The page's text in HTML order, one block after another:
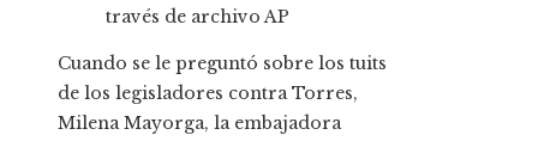
través de archivo AP
Cuando se le preguntó sobre los tuits
de los legisladores contra Torres,
Milena Mayorga, la embajadora